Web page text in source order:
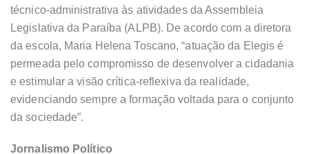
técnico-administrativa às atividades da Assembleia
Legislativa da Paraíba (ALPB). De acordo com a diretora
da escola, Maria Helena Toscano, “atuação da Elegis é
permeada pelo compromisso de desenvolver a cidadania
e estimular a visão crítica-reflexiva da realidade,
evidenciando sempre a formação voltada para o conjunto
da sociedade”.
Jornalismo Político